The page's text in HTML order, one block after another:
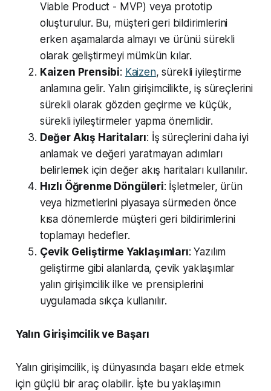
Viable Product - MVP) veya prototip
oluşturulur. Bu, müşteri geri bildirimlerini
erken aşamalarda almayı ve ürünü sürekli
olarak geliştirmeyi mümkün kılar.
Kaizen Prensibi: Kaizen, sürekli iyileştirme
anlamına gelir. Yalın girişimcilikte, iş süreçlerini
sürekli olarak gözden geçirme ve küçük,
sürekli iyileştirmeler yapma önemlidir.
Değer Akış Haritaları: İş süreçlerini daha iyi
anlamak ve değeri yaratmayan adımları
belirlemek için değer akış haritaları kullanılır.
Hızlı Öğrenme Döngüleri: İşletmeler, ürün
veya hizmetlerini piyasaya sürmeden önce
kısa dönemlerde müşteri geri bildirimlerini
toplamayı hedefler.
Çevik Geliştirme Yaklaşımları: Yazılım
geliştirme gibi alanlarda, çevik yaklaşımlar
yalın girişimcilik ilke ve prensiplerini
uygulamada sıkça kullanılır.
Yalın Girişimcilik ve Başarı
Yalın girişimcilik, iş dünyasında başarı elde etmek
için güçlü bir araç olabilir. İşte bu yaklaşımın